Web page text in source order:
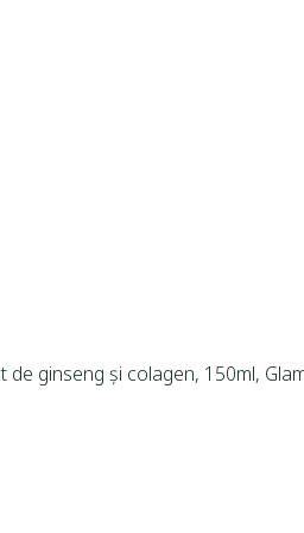
ginseng și colagen, 150ml,